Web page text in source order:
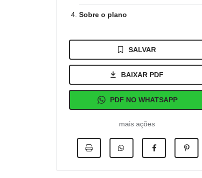
Sobre o plano
SALVAR
BAIXAR PDF
PDF NO WHATSAPP
mais ações